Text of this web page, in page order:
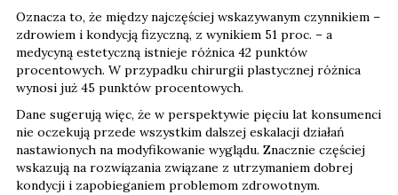
Oznacza to, że między najczęściej wskazywanym czynnikiem –
zdrowiem i kondycją fizyczną, z wynikiem 51 proc. – a
medycyną estetyczną istnieje różnica 42 punktów
procentowych. W przypadku chirurgii plastycznej różnica
wynosi już 45 punktów procentowych.
Dane sugerują więc, że w perspektywie pięciu lat konsumenci
nie oczekują przede wszystkim dalszej eskalacji działań
nastawionych na modyfikowanie wyglądu. Znacznie częściej
wskazują na rozwiązania związane z utrzymaniem dobrej
kondycji i zapobieganiem problemom zdrowotnym.